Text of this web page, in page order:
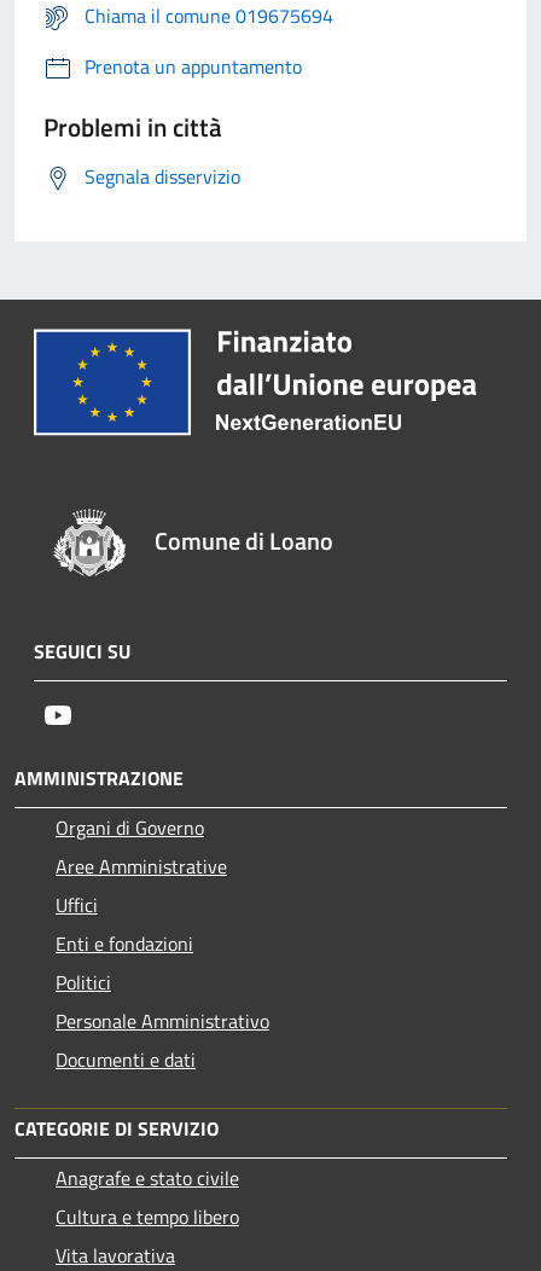
Chiama il comune 019675694
Prenota un appuntamento
Problemi in città
Segnala disservizio
Comune di Loano
SEGUICI SU
AMMINISTRAZIONE
Organi di Governo
Aree Amministrative
Uffici
Enti e fondazioni
Politici
Personale Amministrativo
Documenti e dati
CATEGORIE DI SERVIZIO
Anagrafe e stato civile
Cultura e tempo libero
Vita lavorativa